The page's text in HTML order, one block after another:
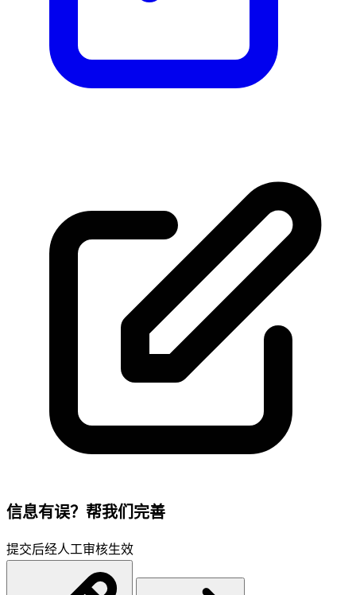
信息有误？帮我们完善
提交后经人工审核生效